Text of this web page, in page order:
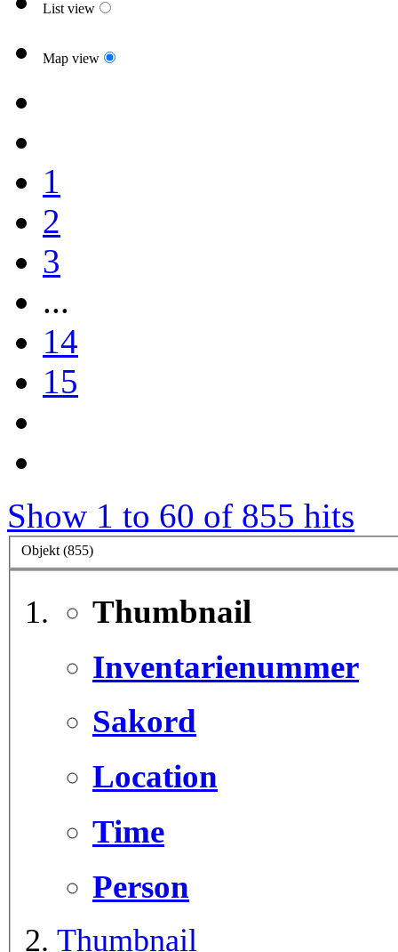
List view
Map view
1
2
3
...
14
15
Show 1 to 60 of 855 hits
Objekt (855)
Thumbnail
Inventarienummer
Sakord
Location
Time
Person
Thumbnail